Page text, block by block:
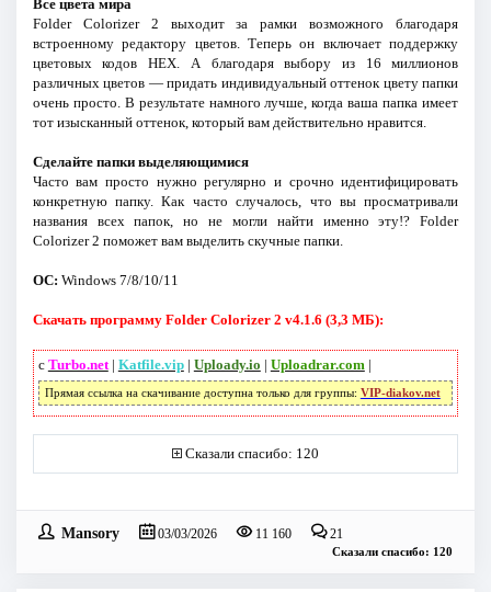
Все цвета мира
Folder Colorizer 2 выходит за рамки возможного благодаря
встроенному редактору цветов. Теперь он включает поддержку
цветовых кодов HEX. А благодаря выбору из 16 миллионов
различных цветов — придать индивидуальный оттенок цвету папки
очень просто. В результате намного лучше, когда ваша папка имеет
тот изысканный оттенок, который вам действительно нравится.
Сделайте папки выделяющимися
Часто вам просто нужно регулярно и срочно идентифицировать
конкретную папку. Как часто случалось, что вы просматривали
названия всех папок, но не могли найти именно эту!? Folder
Colorizer 2 поможет вам выделить скучные папки.
ОС: Windows 7/8/10/11
Скачать программу Folder Colorizer 2 v4.1.6 (3,3 МБ):
с Turbo.net| Katfile.vip| Uploady.io | Uploadrar.com|
Прямая ссылка на скачивание доступна только для группы: VIP-diakov.net
Сказали спасибо: 120
Mansory 03/03/2026 11 160 21
Сказали спасибо: 120